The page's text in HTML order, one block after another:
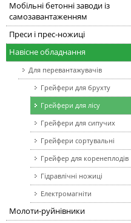
Мобільні бетонні заводи із
самозавантаженням
Преси і прес-ножиці
Навісне обладнання
Для перевантажувачів
Грейфери для брухту
Грейфери для лісу
Грейфери для сипучих
Грейфери сортувальні
Грейфер для коренеплодів
Гідравлічні ножиці
Електромагніти
Молоти-руйнівники